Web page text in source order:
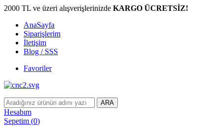
2000 TL ve üzeri alışverişlerinizde KARGO ÜCRETSİZ!
AnaSayfa
Siparişlerim
İletişim
Blog / SSS
Favoriler
ARA
Hesabım
Sepetim (0)